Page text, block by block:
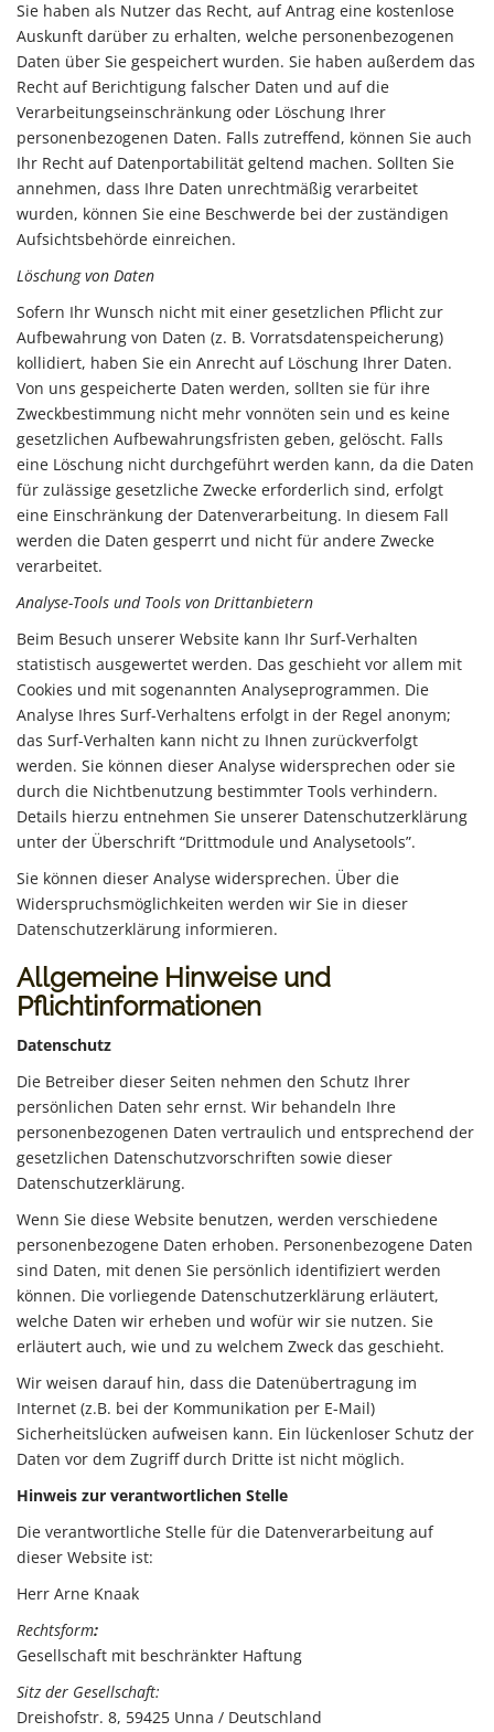
Sie haben als Nutzer das Recht, auf Antrag eine kostenlose
Auskunft darüber zu erhalten, welche personenbezogenen
Daten über Sie gespeichert wurden. Sie haben außerdem das
Recht auf Berichtigung falscher Daten und auf die
Verarbeitungseinschränkung oder Löschung Ihrer
personenbezogenen Daten. Falls zutreffend, können Sie auch
Ihr Recht auf Datenportabilität geltend machen. Sollten Sie
annehmen, dass Ihre Daten unrechtmäßig verarbeitet
wurden, können Sie eine Beschwerde bei der zuständigen
Aufsichtsbehörde einreichen.
Löschung von Daten
Sofern Ihr Wunsch nicht mit einer gesetzlichen Pflicht zur
Aufbewahrung von Daten (z. B. Vorratsdatenspeicherung)
kollidiert, haben Sie ein Anrecht auf Löschung Ihrer Daten.
Von uns gespeicherte Daten werden, sollten sie für ihre
Zweckbestimmung nicht mehr vonnöten sein und es keine
gesetzlichen Aufbewahrungsfristen geben, gelöscht. Falls
eine Löschung nicht durchgeführt werden kann, da die Daten
für zulässige gesetzliche Zwecke erforderlich sind, erfolgt
eine Einschränkung der Datenverarbeitung. In diesem Fall
werden die Daten gesperrt und nicht für andere Zwecke
verarbeitet.
Analyse-Tools und Tools von Drittanbietern
Beim Besuch unserer Website kann Ihr Surf-Verhalten
statistisch ausgewertet werden. Das geschieht vor allem mit
Cookies und mit sogenannten Analyseprogrammen. Die
Analyse Ihres Surf-Verhaltens erfolgt in der Regel anonym;
das Surf-Verhalten kann nicht zu Ihnen zurückverfolgt
werden. Sie können dieser Analyse widersprechen oder sie
durch die Nichtbenutzung bestimmter Tools verhindern.
Details hierzu entnehmen Sie unserer Datenschutzerklärung
unter der Überschrift “Drittmodule und Analysetools”.
Sie können dieser Analyse widersprechen. Über die
Widerspruchsmöglichkeiten werden wir Sie in dieser
Datenschutzerklärung informieren.
Allgemeine Hinweise und
Pflichtinformationen
Datenschutz
Die Betreiber dieser Seiten nehmen den Schutz Ihrer
persönlichen Daten sehr ernst. Wir behandeln Ihre
personenbezogenen Daten vertraulich und entsprechend der
gesetzlichen Datenschutzvorschriften sowie dieser
Datenschutzerklärung.
Wenn Sie diese Website benutzen, werden verschiedene
personenbezogene Daten erhoben. Personenbezogene Daten
sind Daten, mit denen Sie persönlich identifiziert werden
können. Die vorliegende Datenschutzerklärung erläutert,
welche Daten wir erheben und wofür wir sie nutzen. Sie
erläutert auch, wie und zu welchem Zweck das geschieht.
Wir weisen darauf hin, dass die Datenübertragung im
Internet (z.B. bei der Kommunikation per E-Mail)
Sicherheitslücken aufweisen kann. Ein lückenloser Schutz der
Daten vor dem Zugriff durch Dritte ist nicht möglich.
Hinweis zur verantwortlichen Stelle
Die verantwortliche Stelle für die Datenverarbeitung auf
dieser Website ist:
Herr Arne Knaak
Rechtsform:
Gesellschaft mit beschränkter Haftung
Sitz der Gesellschaft:
Dreishofstr. 8, 59425 Unna / Deutschland